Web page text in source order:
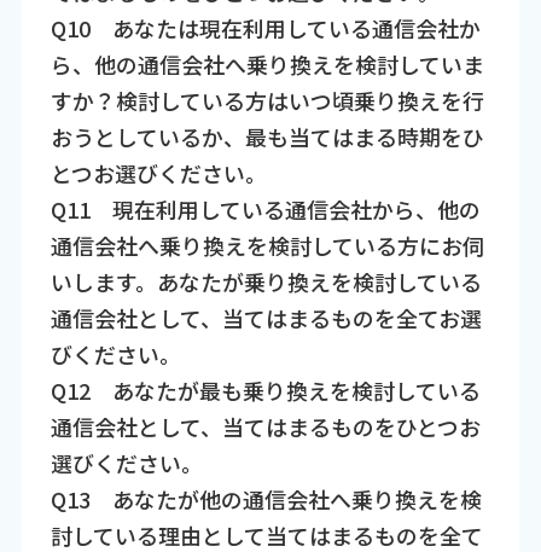
Q10 あなたは現在利用している通信会社か
ら、他の通信会社へ乗り換えを検討していま
すか？検討している方はいつ頃乗り換えを行
おうとしているか、最も当てはまる時期をひ
とつお選びください。
Q11 現在利用している通信会社から、他の
通信会社へ乗り換えを検討している方にお伺
いします。あなたが乗り換えを検討している
通信会社として、当てはまるものを全てお選
びください。
Q12 あなたが最も乗り換えを検討している
通信会社として、当てはまるものをひとつお
選びください。
Q13 あなたが他の通信会社へ乗り換えを検
討している理由として当てはまるものを全て